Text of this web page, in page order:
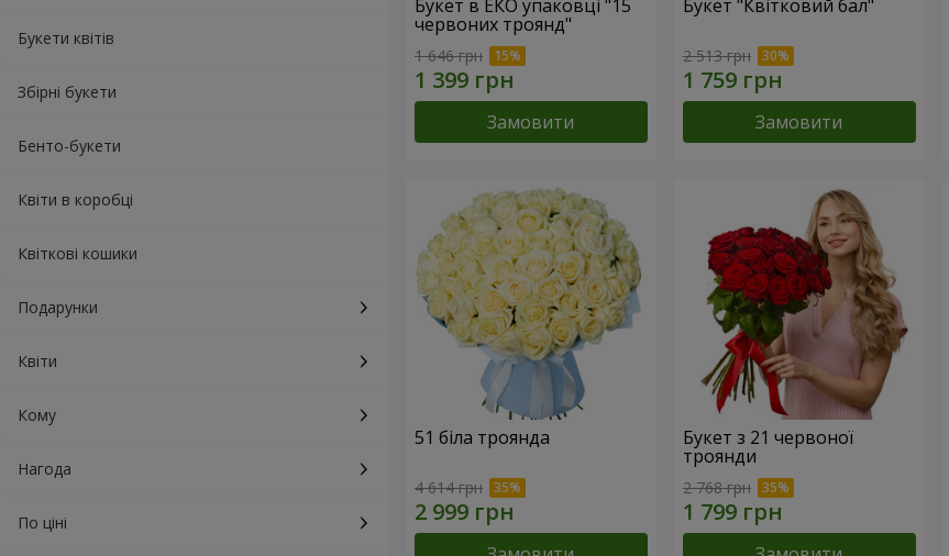
Букети квітів
Збірні букети
Бенто-букети
Квіти в коробці
Квіткові кошики
Подарунки
Квіти
Кому
Нагода
По ціні
Букет в ЕКО упаковці "15
червоних троянд"
1 646 грн
Замовити
Букет "Квітковий бал"
2 513 грн
Замовити
51 біла троянда
4 614 грн
Букет з 21 червоної
троянди
2 768 грн